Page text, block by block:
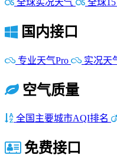
国内接口
专业天气Pro 实况天
空气质量
全国主要城市AQI排名
免费接口